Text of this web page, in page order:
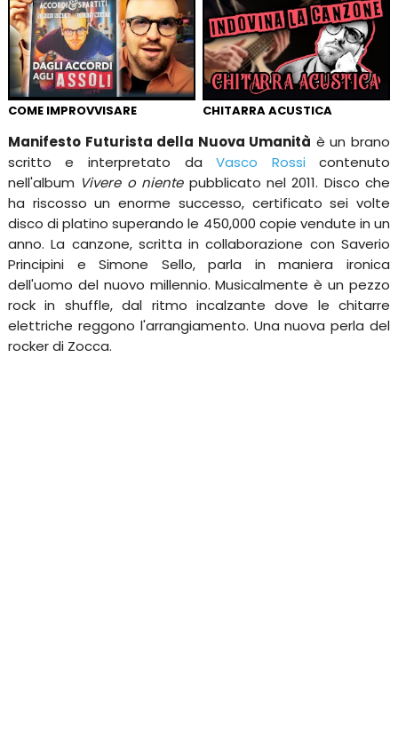
COME IMPROVVISARE CHITARRA ACUSTICA
Manifesto Futurista della Nuova Umanità è un brano
scritto e interpretato daVasco Rossi contenuto
nell'album Vivere o nientepubblicato nel 2011. Disco che
ha riscosso un enorme successo, certificato sei volte
disco di platino superando le 450,000 copie vendute in un
anno. La canzone, scritta in collaborazione con Saverio
Principini e Simone Sello, parla in maniera ironica
dell'uomo del nuovo millennio. Musicalmente è un pezzo
rock in shuffle, dal ritmo incalzante dove le chitarre
elettriche reggono l'arrangiamento. Una nuova perla del
rocker di Zocca.